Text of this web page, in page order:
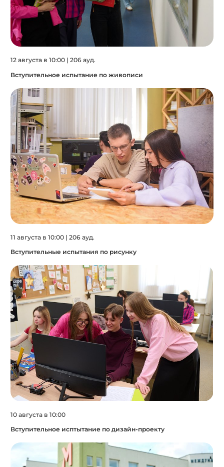
12 августа в 10:00 | 206 ауд.
Вступительное испытание по живописи
11 августа в 10:00 | 206 ауд.
Вступительные испытания по рисунку
10 августа в 10:00
Вступительное исптытание по дизайн-проекту